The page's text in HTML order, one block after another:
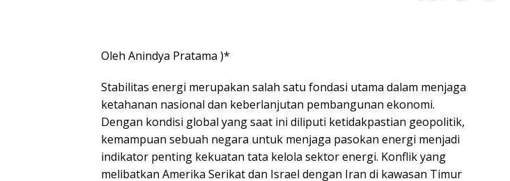
Oleh Anindya Pratama )*
Stabilitas energi merupakan salah satu fondasi utama dalam menjaga
ketahanan nasional dan keberlanjutan pembangunan ekonomi.
Dengan kondisi global yang saat ini diliputi ketidakpastian geopolitik,
kemampuan sebuah negara untuk menjaga pasokan energi menjadi
indikator penting kekuatan tata kelola sektor energi. Konflik yang
melibatkan Amerika Serikat dan Israel dengan Iran di kawasan Timur